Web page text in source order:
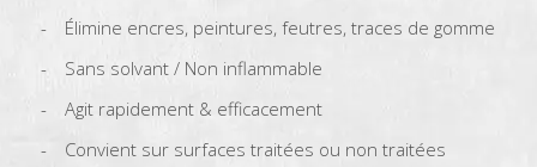
Élimine encres, peintures, feutres, traces de gomme
Sans solvant / Non inflammable
Agit rapidement & efficacement
Convient sur surfaces traitées ou non traitées